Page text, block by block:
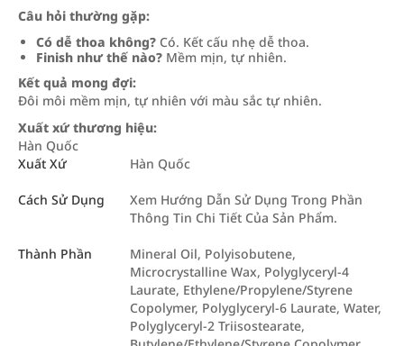
Câu hỏi thường gặp:
Có dễ thoa không? Có. Kết cấu nhẹ dễ thoa.
Finish như thế nào? Mềm mịn, tự nhiên.
Kết quả mong đợi:
Đôi môi mềm mịn, tự nhiên với màu sắc tự nhiên.
Xuất xứ thương hiệu:
Hàn Quốc
Xuất Xứ
Hàn Quốc
Cách Sử Dụng
Xem Hướng Dẫn Sử Dụng Trong Phần
Thông Tin Chi Tiết Của Sản Phẩm.
Thành Phần
Mineral Oil, Polyisobutene,
Microcrystalline Wax, Polyglyceryl-4
Laurate, Ethylene/Propylene/Styrene
Copolymer, Polyglyceryl-6 Laurate, Water,
Polyglyceryl-2 Triisostearate,